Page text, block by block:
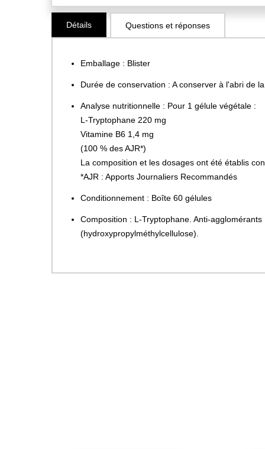
Skip
the
Détails
Emballage : Blister
Durée de conservation : A conserver à l'abri de
Analyse nutritionnelle : Pour 1 gélule végétale :
L-Tryptophane 220 mg
Vitamine B6 1,4 mg
(100 % des AJR*)
La composition et les dosages ont été établis
*AJR : Apports Journaliers Recommandés
Conditionnement : Boîte 60 gélules
Composition : L-Tryptophane. Anti-
(hydroxypropylméthylcellulose).
Questions et réponses